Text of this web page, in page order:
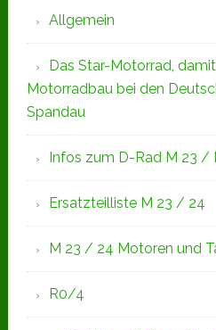
Allgemein
Das Star-Motorrad,
Motorradbau bei den
Spandau
Infos zum D-Rad M 23 /
Ersatzteilliste M 23 / 24
M 23 / 24 Motoren und
R0/4